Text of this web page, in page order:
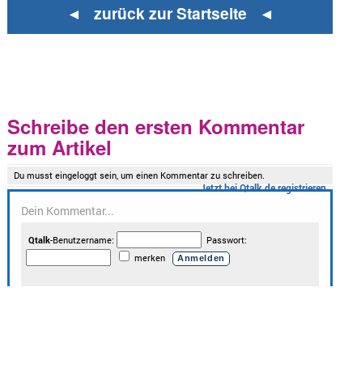
◄ zurück zur Startseite ◄
Schreibe den ersten Kommentar
zum Artikel